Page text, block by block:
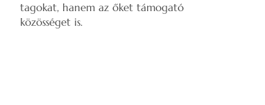
tagokat, hanem az őket támogató
közösséget is.